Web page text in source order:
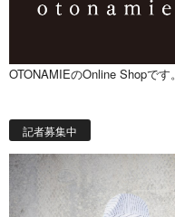
OTONAMIEのOnline Shopです。
記者募集中